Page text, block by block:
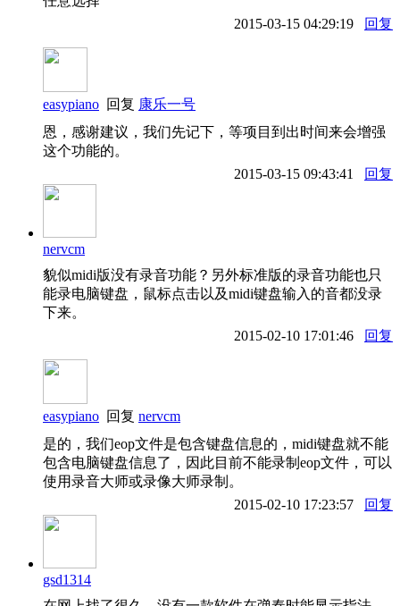
2015-03-15 04:29:19
回复
easypiano 回复 康乐一号
恩，感谢建议，我们先记下，等项目到出时间来会增强
这个功能的。
2015-03-15 09:43:41
回复
nervcm
貌似midi版没有录音功能？另外标准版的录音功能也只
能录电脑键盘，鼠标点击以及midi键盘输入的音都没录
下来。
2015-02-10 17:01:46
回复
easypiano 回复 nervcm
是的，我们eop文件是包含键盘信息的，midi键盘就不能
包含电脑键盘信息了，因此目前不能录制eop文件，可以
使用录音大师或录像大师录制。
2015-02-10 17:23:57
回复
gsd1314